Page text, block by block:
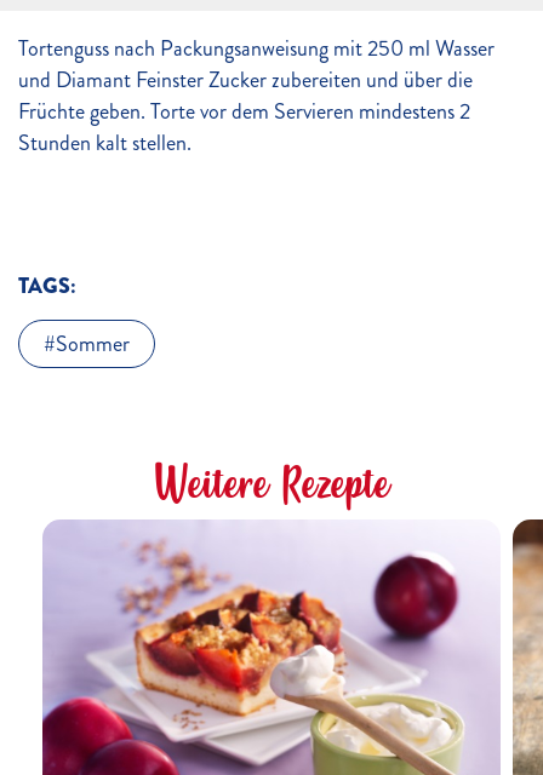
Tortenguss nach Packungsanweisung mit 250 ml Wasser
und Diamant Feinster Zucker zubereiten und über die
Früchte geben. Torte vor dem Servieren mindestens 2
Stunden kalt stellen.
TAGS:
Sommer
Weitere Rezepte